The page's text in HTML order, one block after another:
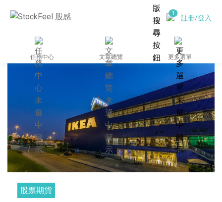
註冊/登入
任務中心 文章總覽 更多選單
股票期貨